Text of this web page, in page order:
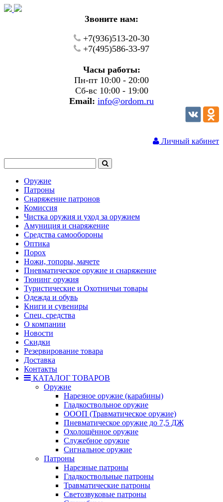
Звоните нам:
+7(936)513-20-30
+7(495)586-33-97
Часы работы:
Пн-пт 10:00 - 20:00
Сб-вс 10:00 - 19:00
Email: info@ordom.ru
Личный кабинет
Оружие
Патроны
Снаряжение патронов
Комиссия
Чистка оружия и уход за оружием
Амуниция и снаряжение
Средства самообороны
Оптика
Порох
Ножи, топоры, мачете
Пневматическое оружие и снаряжение
Тюнинг оружия
Туристические и Охотничьи товары
Одежда и обувь
Книги и сувениры
Спец. средства
О компании
Новости
Скидки
Резервирование товара
Доставка
Контакты
КАТАЛОГ ТОВАРОВ
Оружие
Нарезное оружие (карабины)
Гладкоствольное оружие
ОООП (Травматическое оружие)
Пневматическое оружие до 7,5 ДЖ
Охолощённое оружие
Служебное оружие
Сигнальное оружие
Патроны
Нарезные патроны
Гладкоствольные патроны
Травматические патроны
Светозвуковые патроны